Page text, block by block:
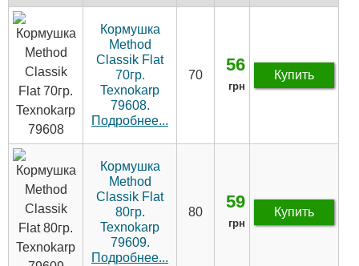
Кормушка
Method
Classik Flat
70гр.
Texnokarp
79608.
Подробнее...
70
56
грн
Купить
Кормушка
Method
Classik Flat
80гр.
Texnokarp
79609.
Подробнее...
80
59
грн
Купить